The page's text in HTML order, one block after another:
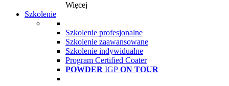
Więcej
Szkolenie
Szkolenie profesjonalne
Szkolenie zaawansowane
Szkolenie indywidualne
Program Certified Coater
POWDER IGP ON TOUR